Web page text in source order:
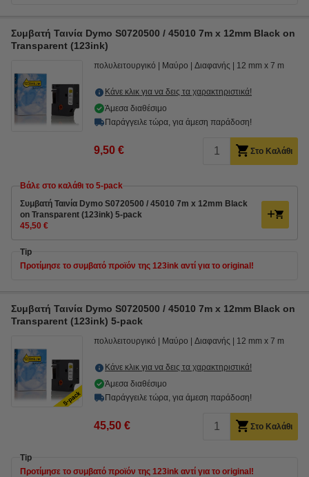
Συμβατή Ταινία Dymo S0720500 / 45010 7m x 12mm Black on
Transparent (123ink)
πολυλειτουργικό Μαύρο Διαφανής 12 mm x 7 m
Κάνε κλικ για να δεις τα χαρακτηριστικά!
Άμεσα διαθέσιμο
Παράγγειλε τώρα, για άμεση παράδοση!
9,50 € Στο Καλάθι
Βάλε στο καλάθι το 5-pack
Συμβατή Ταινία Dymo S0720500 / 45010 7m x 12mm Black
on Transparent (123ink) 5-pack
45,50 €
Tip
Προτίμησε το συμβατό προϊόν της 123ink αντί για το original!
Συμβατή Ταινία Dymo S0720500 / 45010 7m x 12mm Black on
Transparent (123ink) 5-pack
πολυλειτουργικό Μαύρο Διαφανής 12 mm x 7 m
Κάνε κλικ για να δεις τα χαρακτηριστικά!
Άμεσα διαθέσιμο
Παράγγειλε τώρα, για άμεση παράδοση!
45,50 € Στο Καλάθι
Tip
Προτίμησε το συμβατό προϊόν της 123ink αντί για το original!